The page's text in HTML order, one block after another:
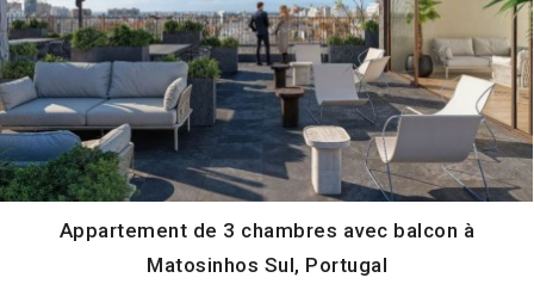
Appartement de 3 chambres avec balcon à
Matosinhos Sul, Portugal